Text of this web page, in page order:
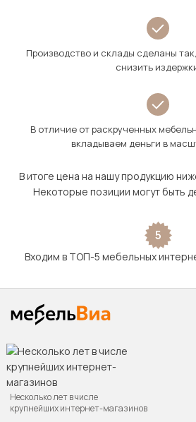
Производство и склады сделаны
снизить
В отличие от раскрученных
вкладываем деньги в
В итоге цена на нашу продукцию
Некоторые позиции могут быть
5
Входим в ТОП-5 мебельных
Несколько лет в числе
крупнейших интернет-магазинов